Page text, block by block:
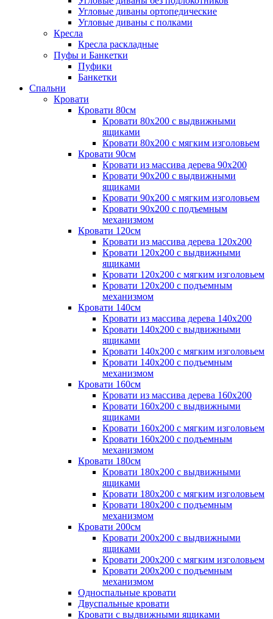
Угловые диваны ортопедические
Угловые диваны с полками
Кресла
Кресла раскладные
Пуфы и Банкетки
Пуфики
Банкетки
Спальни
Кровати
Кровати 80см
Кровати 80х200 с выдвижными
ящиками
Кровати 80х200 с мягким изголовьем
Кровати 90см
Кровати из массива дерева 90х200
Кровати 90х200 с выдвижными
ящиками
Кровати 90х200 с мягким изголовьем
Кровати 90х200 с подъемным
механизмом
Кровати 120см
Кровати из массива дерева 120х200
Кровати 120х200 с выдвижными
ящиками
Кровати 120х200 с мягким изголовьем
Кровати 120х200 с подъемным
механизмом
Кровати 140см
Кровати из массива дерева 140х200
Кровати 140х200 с выдвижными
ящиками
Кровати 140х200 с мягким изголовьем
Кровати 140х200 с подъемным
механизмом
Кровати 160см
Кровати из массива дерева 160х200
Кровати 160х200 с выдвижными
ящиками
Кровати 160х200 с мягким изголовьем
Кровати 160х200 с подъемным
механизмом
Кровати 180см
Кровати 180х200 с выдвижными
ящиками
Кровати 180х200 с мягким изголовьем
Кровати 180х200 с подъемным
механизмом
Кровати 200см
Кровати 200х200 с выдвижными
ящиками
Кровати 200х200 с мягким изголовьем
Кровати 200х200 с подъемным
механизмом
Односпальные кровати
Двуспальные кровати
Кровати с выдвижными ящиками